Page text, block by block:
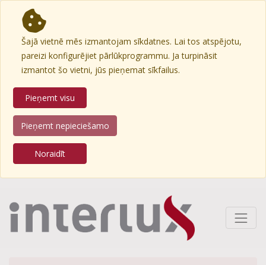
Šajā vietnē mēs izmantojam sīkdatnes. Lai tos atspējotu,
pareizi konfigurējiet pārlūkprogrammu. Ja turpināsit
izmantot šo vietni, jūs pieņemat sīkfailus.
Pieņemt visu
Pieņemt nepieciešamo
Noraidīt